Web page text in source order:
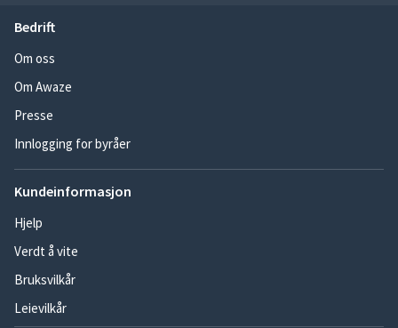
Bedrift
Om oss
Om Awaze
Presse
Innlogging for byråer
Kundeinformasjon
Hjelp
Verdt å vite
Bruksvilkår
Leievilkår